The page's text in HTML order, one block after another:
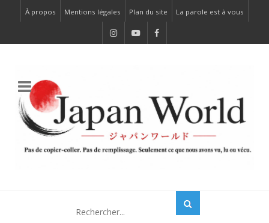
À propos Mentions légales Plan du site La parole est à vous